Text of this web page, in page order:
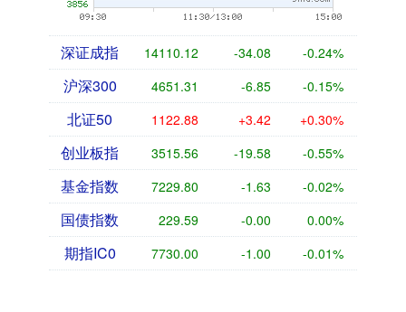
深证成指 14110.12 -34.08 -0.24%
沪深300 4651.31 -6.85 -0.15%
北证50 1122.88 +3.42 +0.30%
创业板指 3515.56 -19.58 -0.55%
基金指数 7229.80 -1.63 -0.02%
国债指数 229.59 -0.00 0.00%
期指IC0 7730.00 -1.00 -0.01%